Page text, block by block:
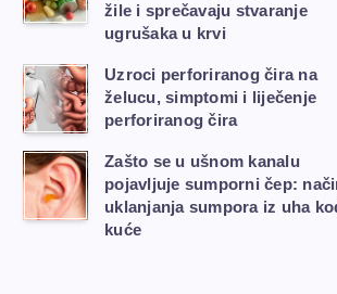
žile i sprečavaju stvaranje
ugrušaka u krvi
Uzroci perforiranog čira na
želucu, simptomi i liječenje
perforiranog čira
Zašto se u ušnom kanalu
pojavljuje sumporni čep:
uklanjanja sumpora iz uha
kuće